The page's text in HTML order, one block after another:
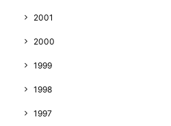
2001
2000
1999
1998
1997